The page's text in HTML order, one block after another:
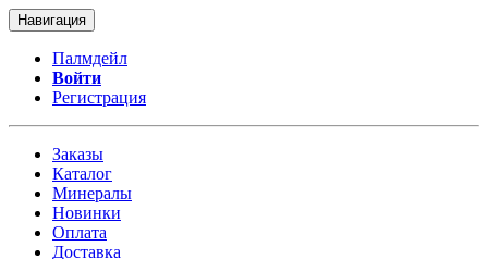
Навигация
Палмдейл
Войти
Регистрация
Заказы
Каталог
Минералы
Новинки
Оплата
Доставка